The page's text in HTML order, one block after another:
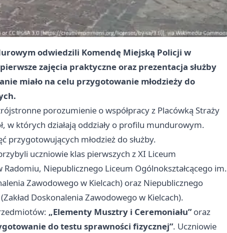
odwiedzili Komendę Miejską Policji w
zajęcia praktyczne oraz prezentacja służby
miało na celu przygotowanie młodzieży do
porozumienie o współpracy z Placówką Straży
w których działają oddziały o profilu mundurowym.
przygotowujących młodzież do służby.
uczniowie klas pierwszych z XI Liceum
Radomiu, Niepublicznego Liceum Ogólnokształcącego im.
Zawodowego w Kielcach) oraz Niepublicznego
Doskonalenia Zawodowego w Kielcach).
„Elementy Musztry i Ceremoniału”oraz
do testu sprawności fizycznej”. Uczniowie